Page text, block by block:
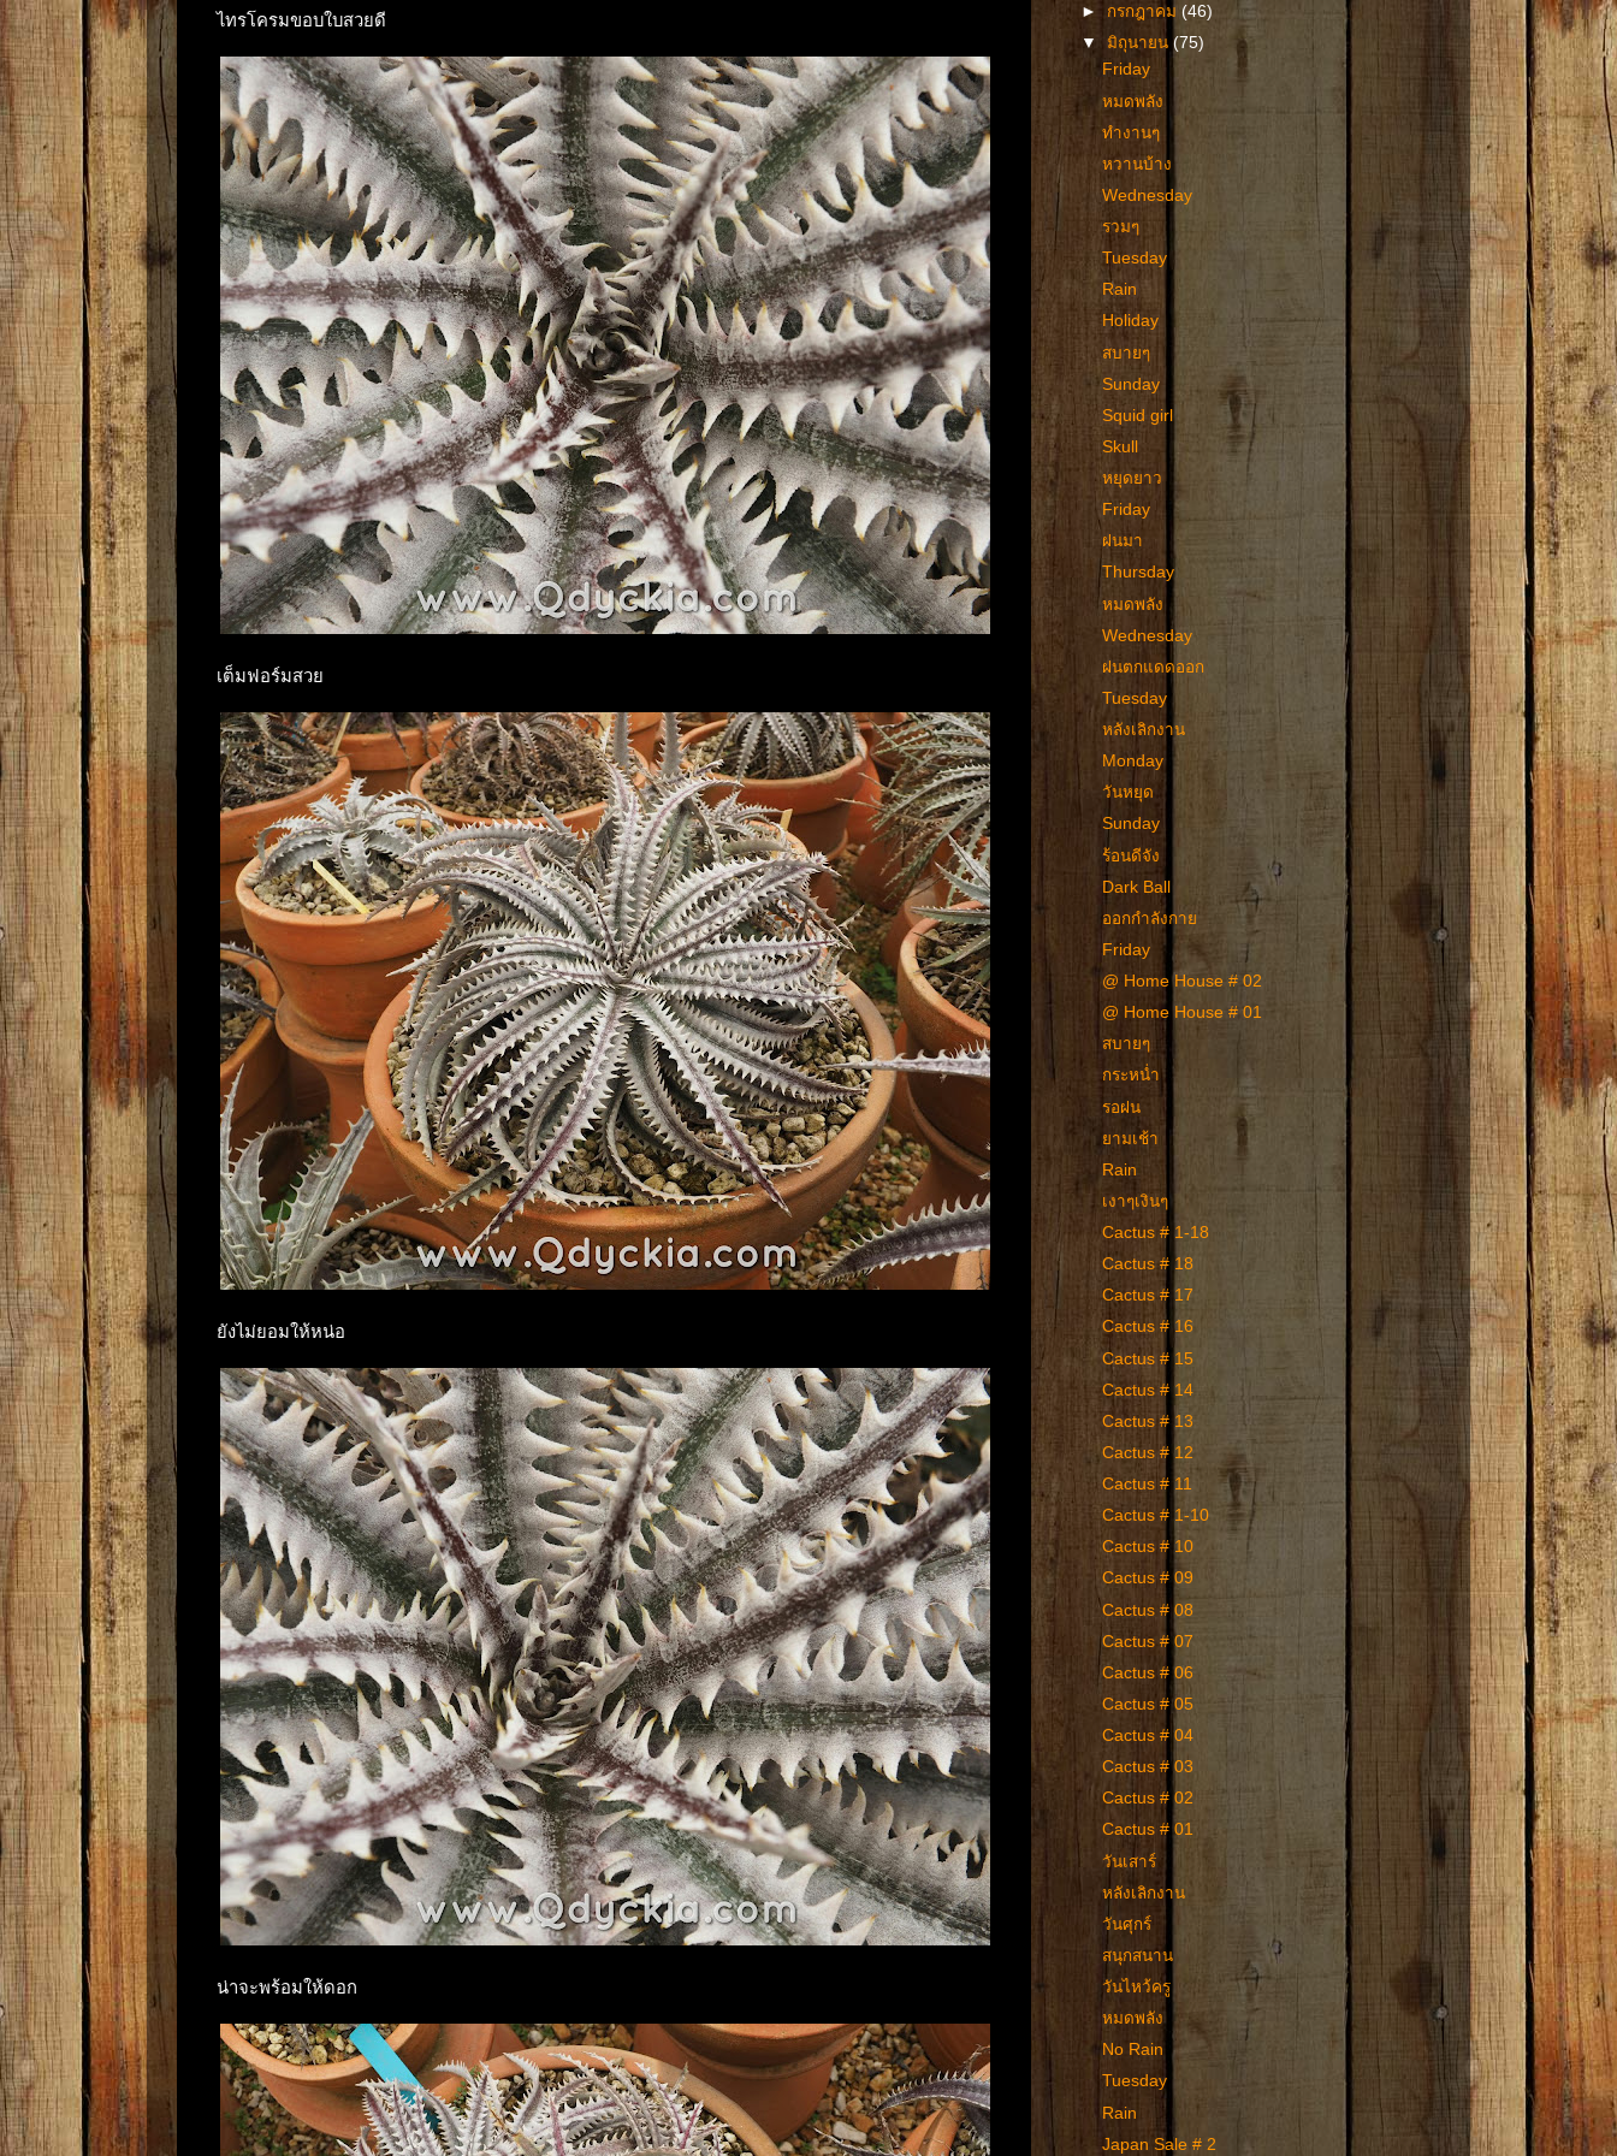
ไทรโครมขอบใบสวยดี
เต็มฟอร์มสวย
ยังไม่ยอมให้หน่อ
น่าจะพร้อมให้ดอก
► กรกฎาคม (46)
▼มิถุนายน(75)
Friday
หมดพลัง
ทำงานๆ
หวานบ้าง
Wednesday
รวมๆ
Tuesday
Rain
Holiday
สบายๆ
Sunday
Squid girl
Skull
หยุดยาว
Friday
ฝนมา
Thursday
หมดพลัง
Wednesday
ฝนตกแดดออก
Tuesday
หลังเลิกงาน
Monday
วันหยุด
Sunday
ร้อนดีจัง
Dark Ball
ออกกำลังกาย
Friday
@ Home House # 02
@ Home House # 01
สบายๆ
กระหน่ำ
รอฝน
ยามเช้า
Rain
เงาๆเงินๆ
Cactus # 1-18
Cactus # 18
Cactus # 17
Cactus # 16
Cactus # 15
Cactus # 14
Cactus # 13
Cactus # 12
Cactus # 11
Cactus # 1-10
Cactus # 10
Cactus # 09
Cactus # 08
Cactus # 07
Cactus # 06
Cactus # 05
Cactus # 04
Cactus # 03
Cactus # 02
Cactus # 01
วันเสาร์
หลังเลิกงาน
วันศุกร์
สนุกสนาน
วันไหว้ครู
หมดพลัง
No Rain
Tuesday
Rain
Japan Sale # 2